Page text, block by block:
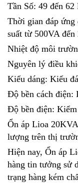
Tần Số: 49 đến 62
Thời gian đáp ứng
suất từ 500VA
Nhiệt độ môi
Nguyên lý điều
Kiểu dáng: Kiểu
Độ bền cách điện:
Độ bền điện:
Ổn áp Lioa
lượng trên thị
Hiện nay, Ổn áp
hàng tin tưởng sử
trạng hàng kém